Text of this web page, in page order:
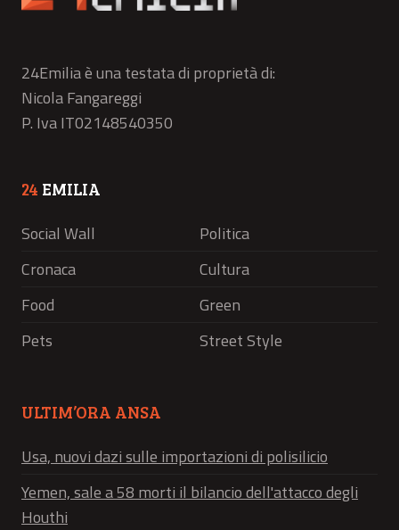
24Emilia è una testata di proprietà di:
Nicola Fangareggi
P. Iva IT02148540350
24 EMILIA
Social Wall
Politica
Cronaca
Cultura
Food
Green
Pets
Street Style
ULTIM’ORA ANSA
Usa, nuovi dazi sulle importazioni di polisilicio
Yemen, sale a 58 morti il bilancio dell'attacco degli
Houthi